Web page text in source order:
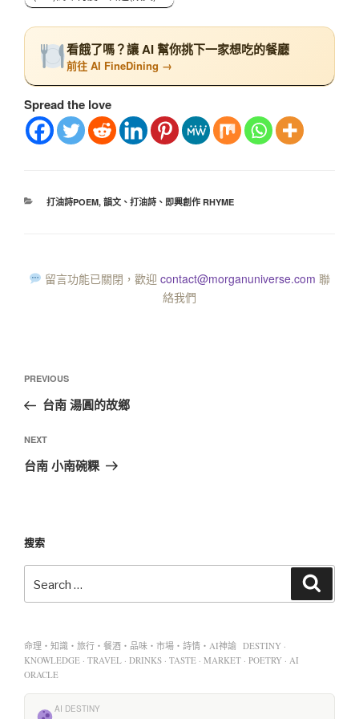
看餓了嗎？讓 AI 幫你挑下一家想吃的餐廳
前往 AI FineDining →
Spread the love
打油詩POEM, 韻文、打油詩、即興創作 RHYME
留言功能已關閉，歡迎 contact@morganuniverse.com 聯
絡我們
PREVIOUS
台南 湯圓的故鄉
NEXT
台南 小南碗粿
搜索
命理・知識・旅行・餐酒・品味・市場・詩情・AI神諭 DESTINY ·
KNOWLEDGE · TRAVEL · DRINKS · TASTE · MARKET · POETRY · AI
ORACLE
AI DESTINY